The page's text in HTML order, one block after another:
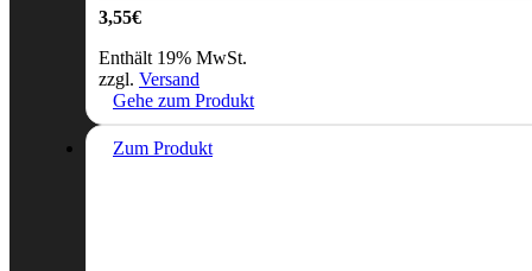
3,55€
Enthält 19% MwSt.
zzgl. Versand
Gehe zum Produkt
Zum Produkt